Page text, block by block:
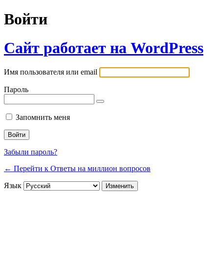
Войти
Сайт работает на WordPress
Имя пользователя или email
Пароль
Запомнить меня
Забыли пароль?
← Перейти к Ответы на миллион вопросов
Язык